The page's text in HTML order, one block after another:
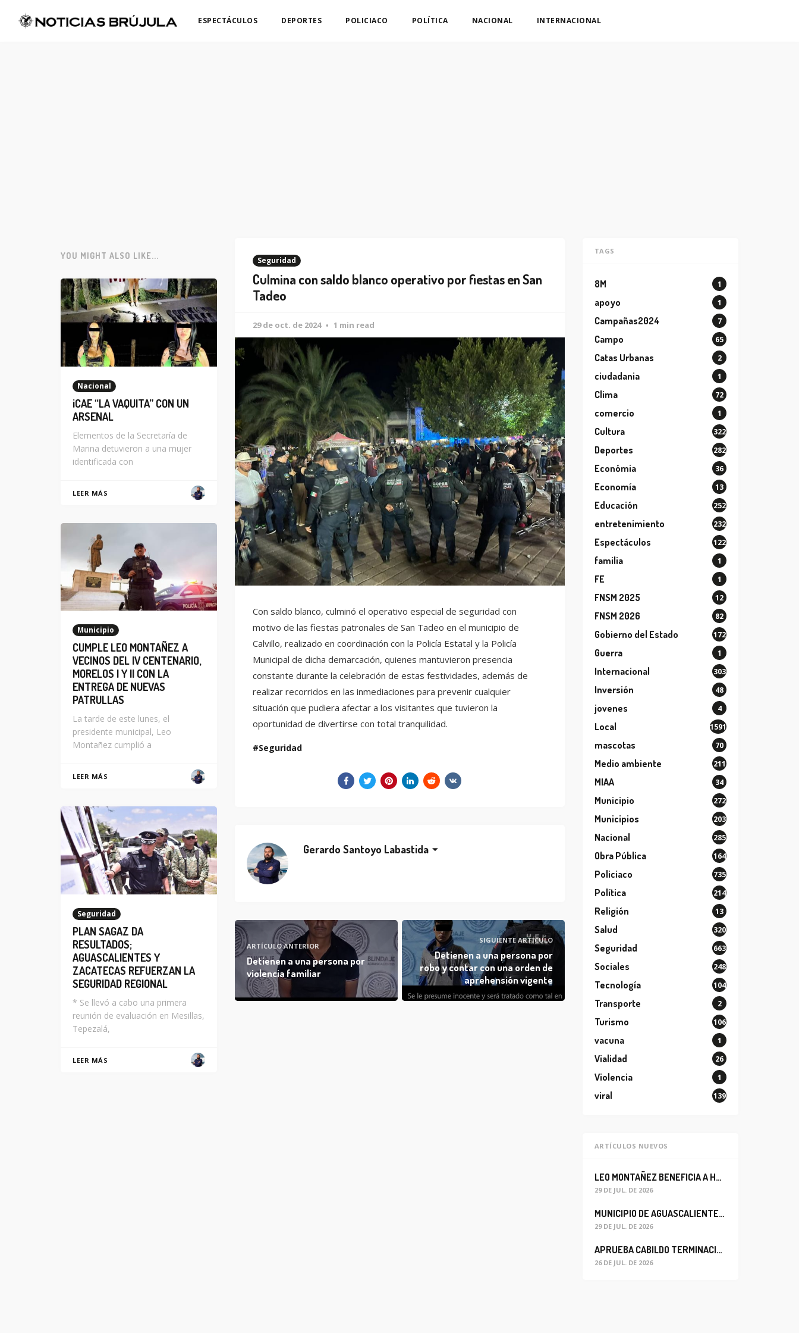
ESPECTÁCULOS DEPORTES POLICIACO POLÍTICA NACIONAL INTERNACIONAL
Seguridad
Culmina con saldo blanco operativo por fiestas en San
Tadeo
29 de oct. de 2024 1 min read
Con saldo blanco, culminó el operativo especial de seguridad con
motivo de las fiestas patronales de San Tadeo en el municipio de
Calvillo, realizado en coordinación con la Policía Estatal y la Policía
Municipal de dicha demarcación, quienes mantuvieron presencia
constante durante la celebración de estas festividades, además de
realizar recorridos en las inmediaciones para prevenir cualquier
situación que pudiera afectar a los visitantes que tuvieron la
oportunidad de divertirse con total tranquilidad.
Seguridad
Gerardo Santoyo Labastida
ARTÍCULO ANTERIOR
Detienen a una persona por
violencia familiar
SIGUIENTE ARTÍCULO
Detienen a una persona por
robo y contar con una orden de
aprehensión vigente
YOU MIGHT ALSO LIKE...
Nacional
¡CAE “LA VAQUITA” CON UN
ARSENAL
Elementos de la Secretaría de
Marina detuvieron a una mujer
identificada con
LEER MÁS
Municipio
CUMPLE LEO MONTAÑEZ A
VECINOS DEL IV CENTENARIO,
MORELOS I Y II CON LA
ENTREGA DE NUEVAS
PATRULLAS
La tarde de este lunes, el
presidente municipal, Leo
Montañez cumplió a
LEER MÁS
Seguridad
PLAN SAGAZ DA
RESULTADOS;
AGUASCALIENTES Y
ZACATECAS REFUERZAN LA
SEGURIDAD REGIONAL
* Se llevó a cabo una primera
reunión de evaluación en Mesillas,
Tepezalá,
LEER MÁS
TAGS
8M 1
apoyo 1
Campañas2024 7
Campo 65
Catas Urbanas 2
ciudadania 1
Clima 72
comercio 1
Cultura 322
Deportes 282
Económia 36
Economía 13
Educación 252
entretenimiento 232
Espectáculos 122
familia 1
FE 1
FNSM 2025 12
FNSM 2026 82
Gobierno del Estado 172
Guerra 1
Internacional 303
Inversión 48
jovenes 4
Local 1591
mascotas 70
Medio ambiente 211
MIAA 34
Municipio 272
Municipios 203
Nacional 285
Obra Pública 164
Policiaco 735
Política 214
Religión 13
Salud 320
Seguridad 663
Sociales 248
Tecnología 104
Transporte 2
Turismo 106
vacuna 1
Vialidad 26
Violencia 1
viral 139
ARTÍCULOS NUEVOS
LEO MONTAÑEZ BENEFICIA A HABITANTES DEL BARRIO DE LA SALUD CON MEJORA DEL ALCANTARILLADO SANITARIO
29 DE JUL. DE 2026
MUNICIPIO DE AGUASCALIENTES REABRE CIRCULACIÓN VEHICULAR EN LA CALLE JOSEFA ORTIZ DE DOMÍNGUEZ
29 DE JUL. DE 2026
APRUEBA CABILDO TERMINACIÓN ANTICIPADA DEL CONTRATO PARA EL PROYECTO DE MODERNIZACIÓN DEL SISTEMA DE ALUMBRADO
26 DE JUL. DE 2026